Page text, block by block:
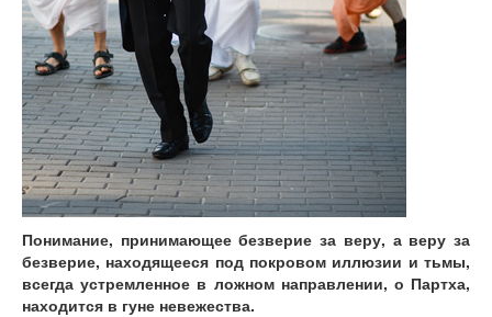
Понимание, принимающее безверие за веру, а веру за
безверие, находящееся под покровом иллюзии и тьмы,
всегда устремленное в ложном направлении, о Партха,
находится в гуне невежества.